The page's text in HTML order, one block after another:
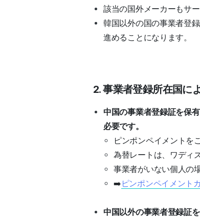
該当の国外メーカーもサ
韓国以外の国の事業者登
進めることになります。
2. 事業者登録所在国に
中国の事業者登録証を保
必要です。
ピンポンペイメントを
為替レートは、ワディ
事業者がいない個人の
➡️ ピンポンペイメント
中国以外の事業者登録証